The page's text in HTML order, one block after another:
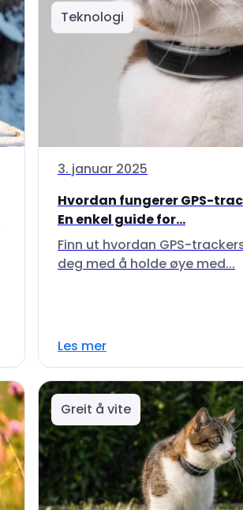
Teknologi
3. januar 2025
Hvordan fungerer GPS-
En enkel guide for...
Finn ut hvordan GPS-
deg med å holde øye med...
Les mer
Greit å vite